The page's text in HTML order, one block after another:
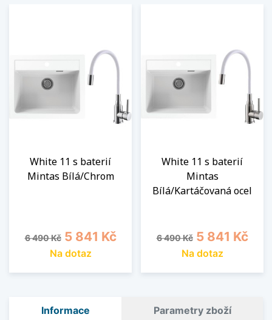
White 11 s baterií
Mintas Bílá/Chrom
Běžná cena
6 490 Kč Cena
5 841 Kč
Na dotaz
White 11 s baterií
Mintas
Bílá/Kartáčovaná ocel
Běžná cena
6 490 Kč Cena
5 841 Kč
Na dotaz
Informace Parametry zboží